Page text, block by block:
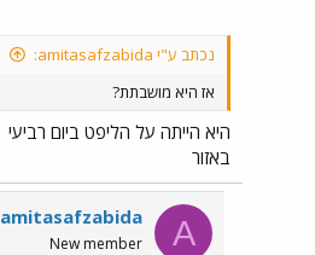
נכתב ע"י amitasafzabida:
אז היא מושבתת?
היא הייתה על הליפט ביום רביעי
באזור
A
amitasafzabida
New member